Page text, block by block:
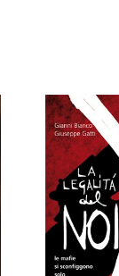
AGGIUNGI